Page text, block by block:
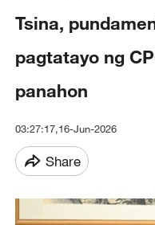
Tsina,
pagtatayo ng
panahon
03:27:17,16-Jun-2026
Share